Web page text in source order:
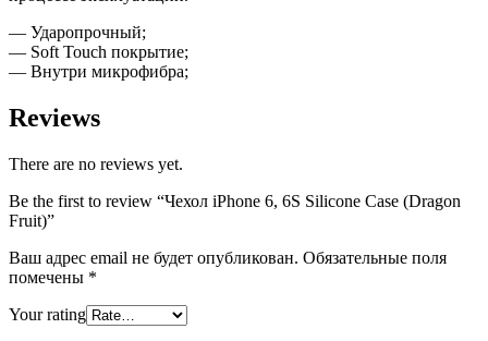
— Ударопрочный;
— Soft Touch покрытие;
— Внутри микрофибра;
Reviews
There are no reviews yet.
Be the first to review “Чехол iPhone 6, 6S Silicone Case (Dragon
Fruit)”
Ваш адрес email не будет опубликован. Обязательные поля
помечены *
Your rating